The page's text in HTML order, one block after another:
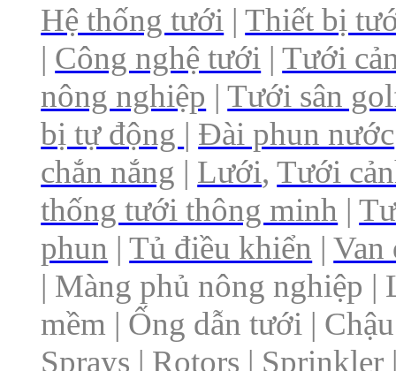
Hệ thống tưới |Thiết bị
| Công nghệ tưới |Tưới
nông nghiệp |Tưới sân
bị tự động | Đài phun nước
chắn nắng | Lưới,Tưới
thống tưới thông minh |
phun |Tủ điều khiển |Van
| Màng phủ nông nghiệp |
mềm | Ống dẫn tưới |
Sprays | Rotors |